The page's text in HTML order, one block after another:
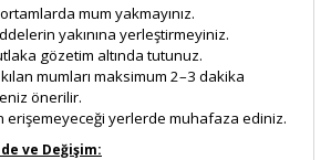
ortamlarda mum yakmayınız.
yakınına yerleştirmeyiniz.
gözetim altında tutunuz.
mumları maksimum 2–3 dakika
önerilir.
erişemeyeceği yerlerde muhafaza ediniz.
ve Değişim: